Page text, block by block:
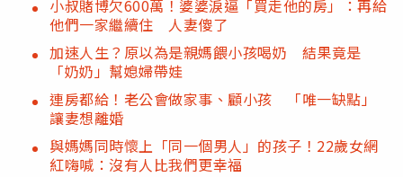
小叔賭博欠600萬！婆婆淚逼「買走他的房」：再給
他們一家繼續住 人妻傻了
加速人生？原以為是親媽餵小孩喝奶 結果竟是
「奶奶」幫媳婦帶娃
連房都給！老公會做家事、顧小孩 「唯一缺點」
讓妻想離婚
與媽媽同時懷上「同一個男人」的孩子！22歲女網
紅嗨喊：沒有人比我們更幸福